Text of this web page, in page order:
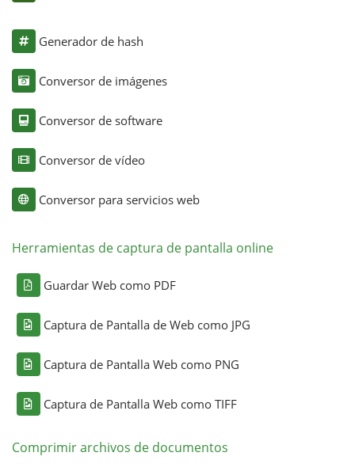
Generador de hash
Conversor de imágenes
Conversor de software
Conversor de vídeo
Conversor para servicios web
Herramientas de captura de pantalla online
Guardar Web como PDF
Captura de Pantalla de Web como JPG
Captura de Pantalla Web como PNG
Captura de Pantalla Web como TIFF
Comprimir archivos de documentos